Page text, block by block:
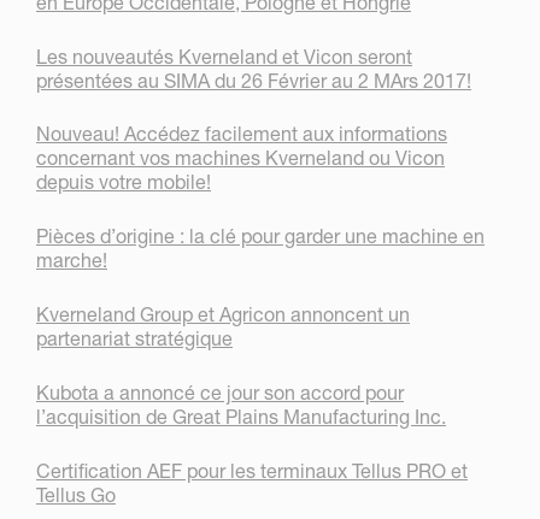
Les nouveautés Kverneland et Vicon seront
présentées au SIMA du 26 Février au 2 MArs 2017!
Nouveau! Accédez facilement aux informations
concernant vos machines Kverneland ou Vicon
depuis votre mobile!
Pièces d’origine : la clé pour garder une machine en
marche!
Kverneland Group et Agricon annoncent un
partenariat stratégique
Kubota a annoncé ce jour son accord pour
l’acquisition de Great Plains Manufacturing Inc.
Certification AEF pour les terminaux Tellus PRO et
Tellus Go